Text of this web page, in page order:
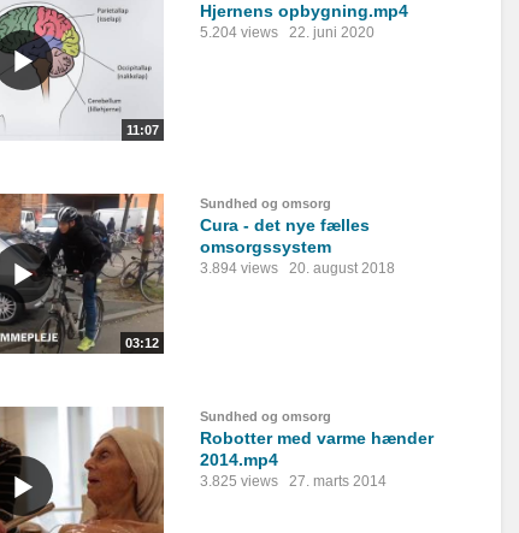
11:07
Hjernens opbygning.mp4
5.204 views 22. juni 2020
03:12
Sundhed og omsorg
Cura - det nye fælles
omsorgssystem
3.894 views 20. august 2018
Sundhed og omsorg
Robotter med varme hænder
2014.mp4
3.825 views 27. marts 2014